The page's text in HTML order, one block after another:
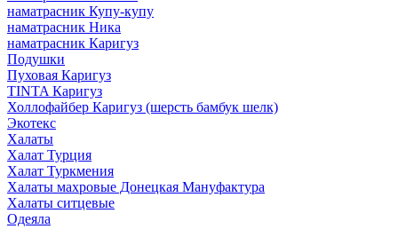
наматрасник Купу-купу
наматрасник Ника
наматрасник Каригуз
Подушки
Пуховая Каригуз
TINTA Каригуз
Холлофайбер Каригуз (шерсть бамбук шелк)
Экотекс
Халаты
Халат Турция
Халат Туркмения
Халаты махровые Донецкая Мануфактура
Халаты ситцевые
Одеяла